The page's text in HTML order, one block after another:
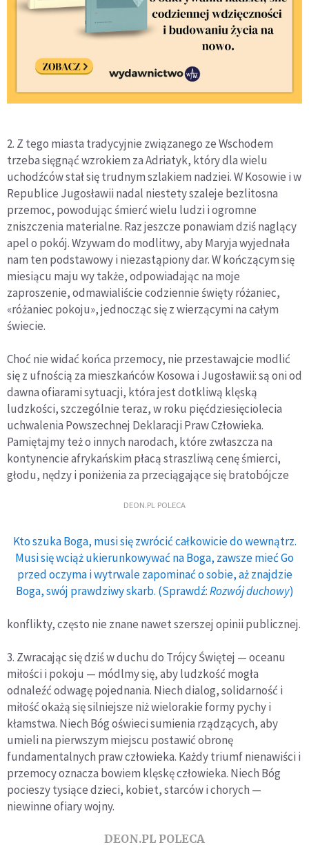
2. Z tego miasta tradycyjnie związanego ze Wschodem
trzeba sięgnąć wzrokiem za Adriatyk, który dla wielu
uchodźców stał się trudnym szlakiem nadziei. W Kosowie i w
Republice Jugosławii nadal niestety szaleje bezlitosna
przemoc, powodując śmierć wielu ludzi i ogromne
zniszczenia materialne. Raz jeszcze ponawiam dziś naglący
apel o pokój. Wzywam do modlitwy, aby Maryja wyjednała
nam ten podstawowy i niezastąpiony dar. W kończącym się
miesiącu maju wy także, odpowiadając na moje
zaproszenie, odmawialiście codziennie święty różaniec,
«różaniec pokoju», jednocząc się z wierzącymi na całym
świecie.
Choć nie widać końca przemocy, nie przestawajcie modlić
się z ufnością za mieszkańców Kosowa i Jugosławii: są oni od
dawna ofiarami sytuacji, która jest dotkliwą klęską
ludzkości, szczególnie teraz, w roku pięćdziesięciolecia
uchwalenia Powszechnej Deklaracji Praw Człowieka.
Pamiętajmy też o innych narodach, które zwłaszcza na
kontynencie afrykańskim płacą straszliwą cenę śmierci,
głodu, nędzy i poniżenia za przeciągające się bratobójcze
DEON.PL POLECA
Kto szuka Boga, musi się zwrócić całkowicie do wewnątrz.
Musi się wciąż ukierunkowywać na Boga, zawsze mieć Go
przed oczyma i wytrwale zapominać o sobie, aż znajdzie
Boga, swój prawdziwy skarb. (Sprawdź:Rozwój duchowy)
konflikty, często nie znane nawet szerszej opinii publicznej.
3. Zwracając się dziś w duchu do Trójcy Świętej — oceanu
miłości i pokoju — módlmy się, aby ludzkość mogła
odnaleźć odwagę pojednania. Niech dialog, solidarność i
miłość okażą się silniejsze niż wielorakie formy pychy i
kłamstwa. Niech Bóg oświeci sumienia rządzących, aby
umieli na pierwszym miejscu postawić obronę
fundamentalnych praw człowieka. Każdy triumf nienawiści i
przemocy oznacza bowiem klęskę człowieka. Niech Bóg
pocieszy tysiące dzieci, kobiet, starców i chorych —
niewinne ofiary wojny.
DEON.PL POLECA